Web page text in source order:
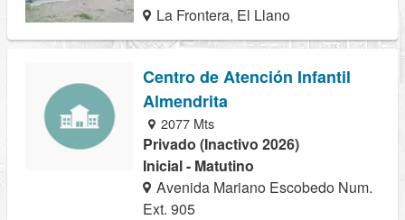
La Frontera, El Llano
Centro de Atención Infantil
Almendrita
2077 Mts
Privado (Inactivo 2026)
Inicial - Matutino
Avenida Mariano Escobedo Num.
Ext. 905